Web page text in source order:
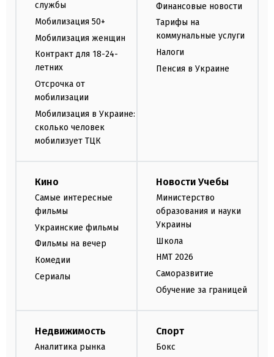
службы
Мобилизация 50+
Мобилизация женщин
Контракт для 18-24-
летних
Отсрочка от
мобилизации
Мобилизация в Украине:
сколько человек
мобилизует ТЦК
Финансовые новости
Тарифы на
коммунальные услуги
Налоги
Пенсия в Украине
Кино
Самые интересные
фильмы
Украинские фильмы
Фильмы на вечер
Комедии
Сериалы
Новости Учебы
Министерство
образования и науки
Украины
Школа
НМТ 2026
Саморазвитие
Обучение за границей
Недвижимость
Аналитика рынка
Спорт
Бокс